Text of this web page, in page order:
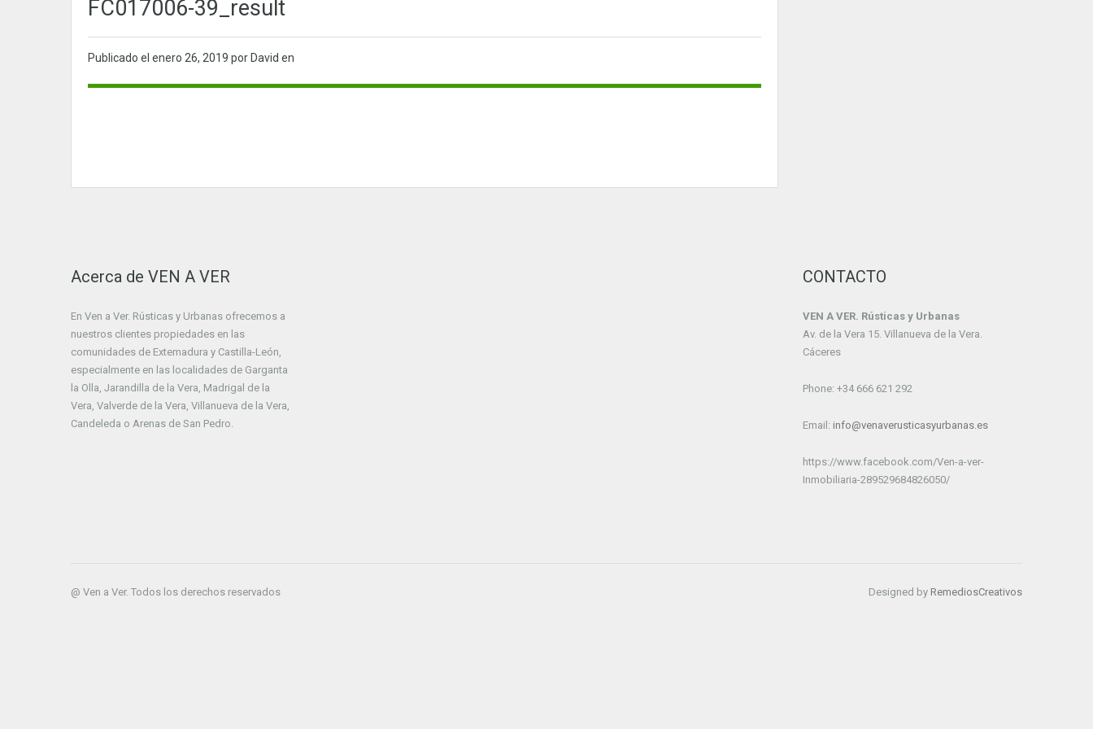
FC017006-39_result
Publicado el enero 26, 2019 por David en
Acerca de VEN A VER
En Ven a Ver. Rústicas y Urbanas ofrecemos a
nuestros clientes propiedades en las
comunidades de Extemadura y Castilla-León,
especialmente en las localidades de Garganta
la Olla, Jarandilla de la Vera, Madrigal de la
Vera, Valverde de la Vera, Villanueva de la Vera,
Candeleda o Arenas de San Pedro.
CONTACTO
VEN A VER. Rústicas y Urbanas
Av. de la Vera 15. Villanueva de la Vera.
Cáceres
Phone: +34 666 621 292
Email: info@venaverusticasyurbanas.es
https://www.facebook.com/Ven-a-ver-
Inmobiliaria-289529684826050/
@ Ven a Ver. Todos los derechos reservados Designed by RemediosCreativos